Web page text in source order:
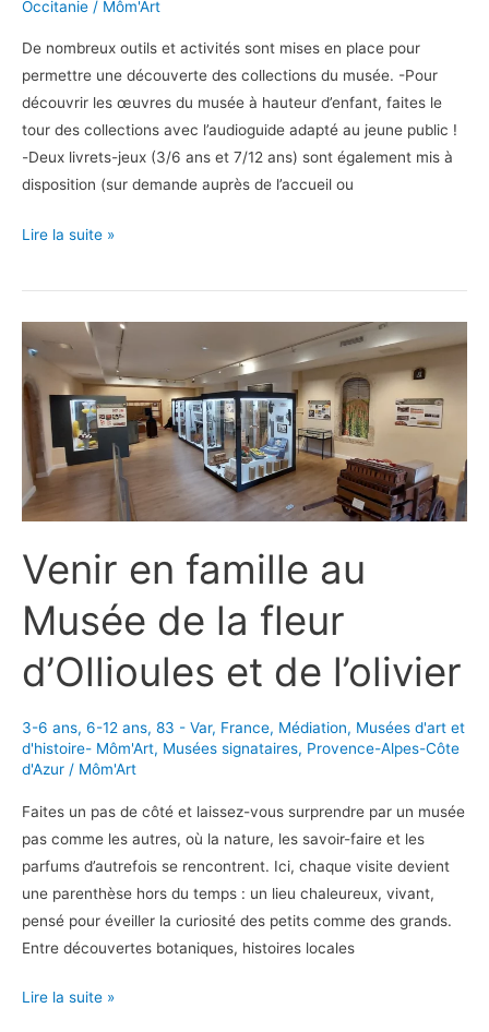
Occitanie / Môm'Art
De nombreux outils et activités sont mises en place pour
permettre une découverte des collections du musée. -Pour
découvrir les œuvres du musée à hauteur d’enfant, faites le
tour des collections avec l’audioguide adapté au jeune public !
-Deux livrets-jeux (3/6 ans et 7/12 ans) sont également mis à
disposition (sur demande auprès de l’accueil ou
En
au
Goya !
Lire la suite »
Venir en famille au
Musée de la fleur
d’Ollioules et de l’olivier
3-6 ans, 6-12 ans, 83 - Var, France, Médiation, Musées d'art et
d'histoire- Môm'Art, Musées signataires, Provence-Alpes-Côte
d'Azur / Môm'Art
Faites un pas de côté et laissez-vous surprendre par un musée
pas comme les autres, où la nature, les savoir-faire et les
parfums d’autrefois se rencontrent. Ici, chaque visite devient
une parenthèse hors du temps : un lieu chaleureux, vivant,
pensé pour éveiller la curiosité des petits comme des grands.
Entre découvertes botaniques, histoires locales
Venir
Lire la suite »